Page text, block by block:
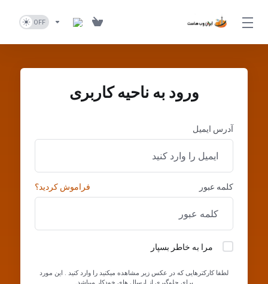
ورود به ناحیه کاربری
آدرس ایمیل
کلمه عبور فراموش کردید؟
مرا به خاطر بسپار
لطفا کارکترهایی که در عکس زیر مشاهده میکنید را وارد کنید . این مورد